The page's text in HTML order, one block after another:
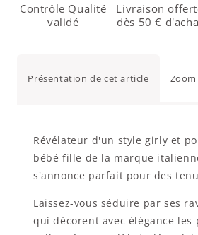
Contrôle Qualité
validé
Livraison
dès 50 €
Présentation de cet article
Révélateur d'un style girly et
bébé fille de la marque
s'annonce parfait pour des
Laissez-vous séduire par ses
qui décorent avec élégance les